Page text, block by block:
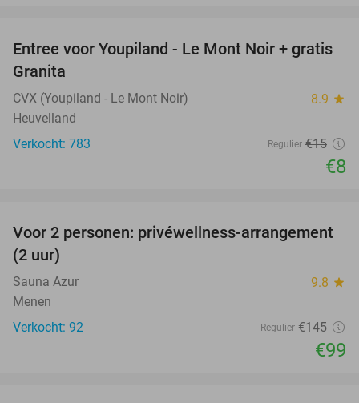
47%
Entree voor Youpiland - Le Mont Noir + gratis
Granita
CVX (Youpiland - Le Mont Noir) 8.9 star
Heuvelland
Verkocht: 783
Regulier €15
€8
32%
Voor 2 personen: privéwellness-arrangement
(2 uur)
Sauna Azur 9.8 star
Menen
Verkocht: 92
Regulier €145
€99